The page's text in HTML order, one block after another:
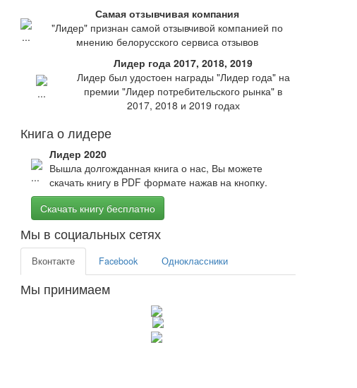
Самая отзывчивая компания
"Лидер" признан самой отзывчивой компанией по
мнению белорусского сервиса отзывов
Лидер года 2017, 2018, 2019
Лидер был удостоен награды "Лидер года" на
премии "Лидер потребительского рынка" в
2017, 2018 и 2019 годах
Книга о лидере
Лидер 2020
Вышла долгожданная книга о нас, Вы можете
скачать книгу в PDF формате нажав на кнопку.
Скачать книгу бесплатно
Мы в социальных сетях
Вконтакте Facebook Одноклассники
Мы принимаем